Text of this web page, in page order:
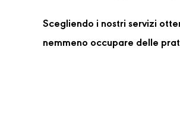
Scegliendo i nostri servizi
nemmeno occupare delle